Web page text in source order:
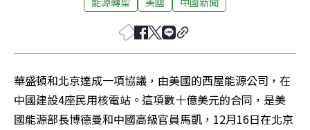
華盛頓和北京達成一項協議，由美國的西屋能源公司，在
中國建設4座民用核電站。這項數十億美元的合同，是美
國能源部長博德曼和中國高級官員馬凱，12月16日在北京